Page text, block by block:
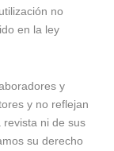
no
en la ley
y
y no reflejan
ni de sus
su derecho